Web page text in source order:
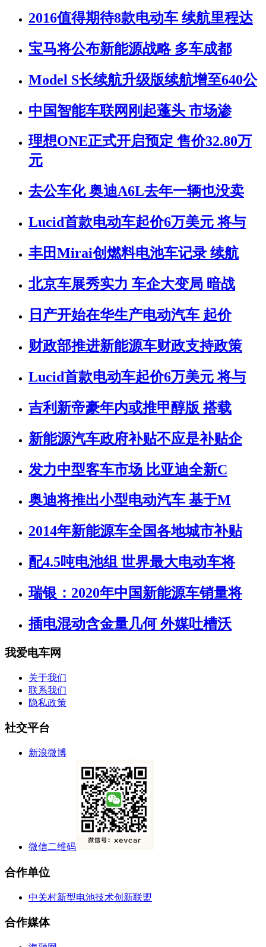
2016值得期待8款电动车 续航里程达
宝马将公布新能源战略 多车成都
Model S长续航升级版续航增至640公
中国智能车联网刚起蓬头 市场渗
理想ONE正式开启预定 售价32.80万
元
去公车化 奥迪A6L去年一辆也没卖
Lucid首款电动车起价6万美元 将与
丰田Mirai创燃料电池车记录 续航
北京车展秀实力 车企大变局 暗战
日产开始在华生产电动汽车 起价
财政部推进新能源车财政支持政策
Lucid首款电动车起价6万美元 将与
吉利新帝豪年内或推甲醇版 搭载
新能源汽车政府补贴不应是补贴企
发力中型客车市场 比亚迪全新C
奥迪将推出小型电动汽车 基于M
2014年新能源车全国各地城市补贴
配4.5吨电池组 世界最大电动车将
瑞银：2020年中国新能源车销量将
插电混动含金量几何 外媒吐槽沃
我爱电车网
关于我们
联系我们
隐私政策
社交平台
新浪微博
微信二维码
合作单位
中关村新型电池技术创新联盟
合作媒体